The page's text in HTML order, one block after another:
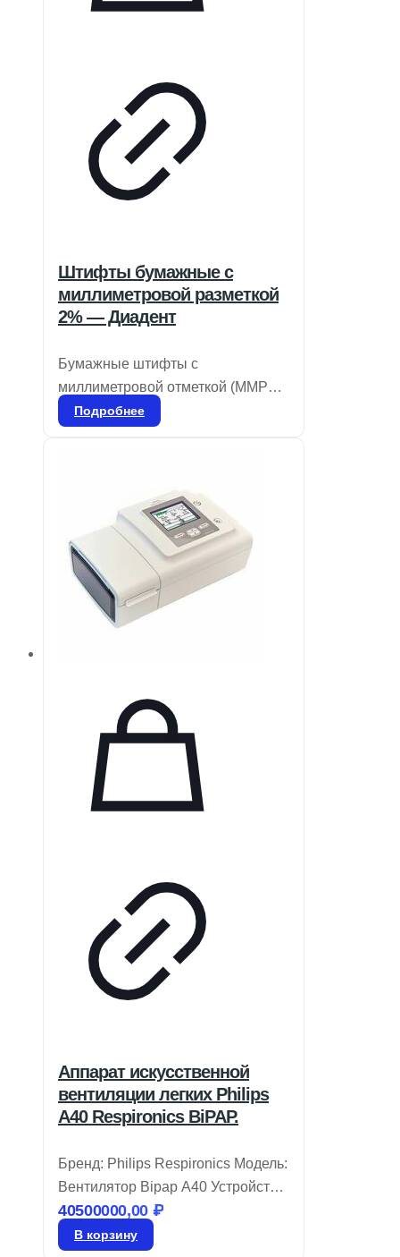
Штифты бумажные с
миллиметровой разметкой
2% — Диадент
Бумажные штифты с
миллиметровой отметкой (MMPP)
предназначены для
штифтов. Они хорошо впитывают
влагу и имеют цветовую
кодировку для обозначения
размеров в соответствии с ISO.
Подробнее
Аппарат искусственной
вентиляции легких Philips
A40 Respironics BiPAP.
Бренд: Philips Respironics Модель:
Вентилятор Bipap A40 Устройство
Philips Respironics BiPAP A40
разработано для удобства в
40500000,00 ₽
В корзину